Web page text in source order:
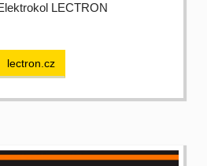
LECTRON
lectron.cz